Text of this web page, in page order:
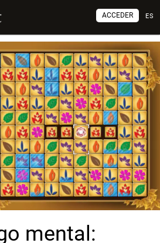
ES
ACCEDER
mental: